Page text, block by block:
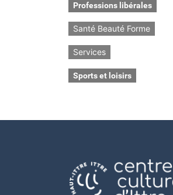
Professions libérales
Santé Beauté Forme
Services
Sports et loisirs